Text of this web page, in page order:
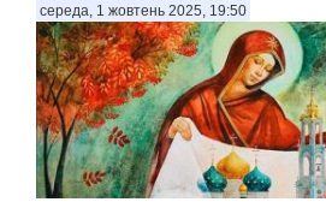
середа, 1 жовтень 2025, 19:50